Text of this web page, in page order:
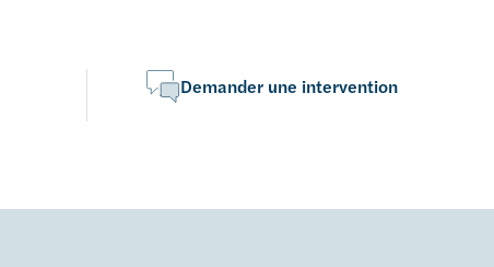
Demander une intervention